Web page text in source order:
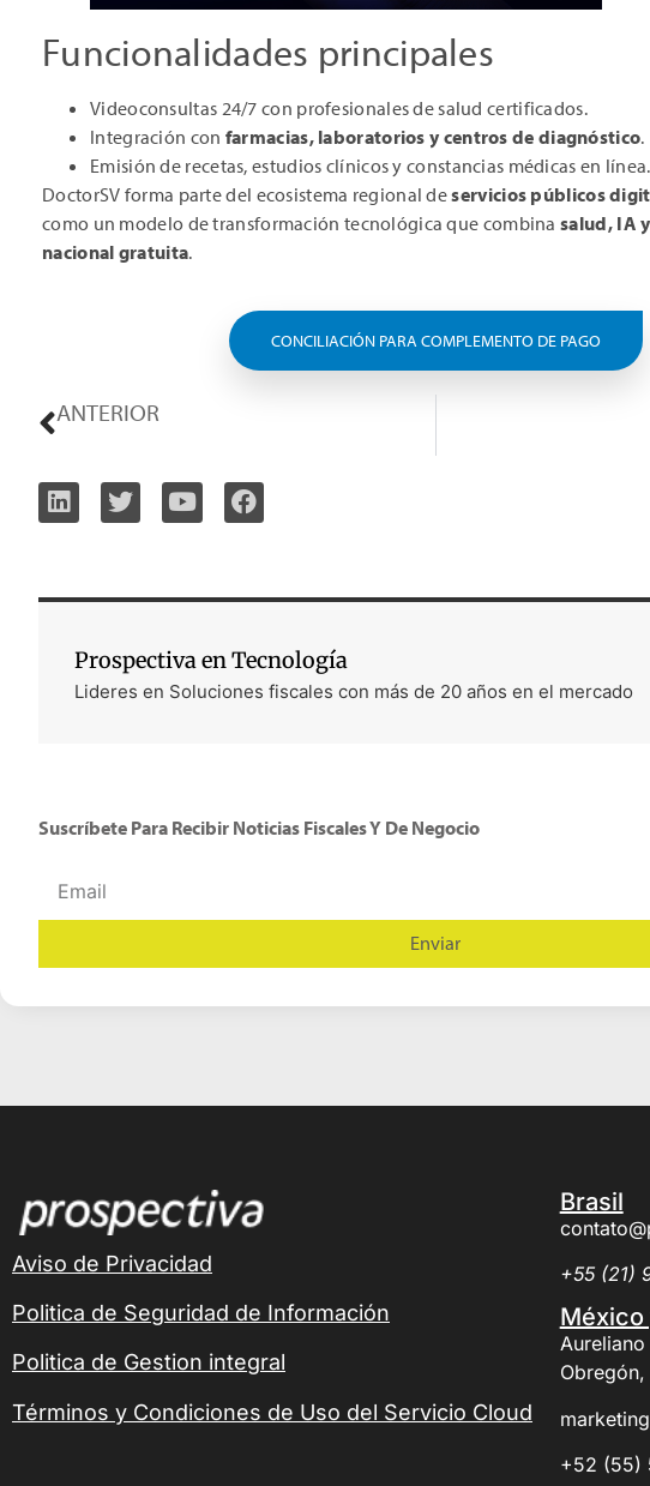
Funcionalidades principales
Videoconsultas 24/7 con profesionales de salud certificados.
Integración con farmacias, laboratorios y centros de diagnóstico.
Emisión de recetas, estudios clínicos y constancias médicas en línea.
DoctorSV forma parte del ecosistema regional deservicios públicos
como un modelo de transformación tecnológica que combinasalud, IA
nacional gratuita.
CONCILIACIÓN PARA COMPLEMENTO DE PAGO
ANTERIOR
Prospectiva en Tecnología
Lideres en Soluciones fiscales con más de 20 años en el mercado
Suscríbete Para Recibir Noticias Fiscales Y De Negocio
Enviar
Aviso de Privacidad
Politica de Seguridad de Información
Politica de Gestion integral
Términos y Condiciones de Uso del Servicio Cloud
Brasil
+55 (21)
México
Aureliano
+52 (55)